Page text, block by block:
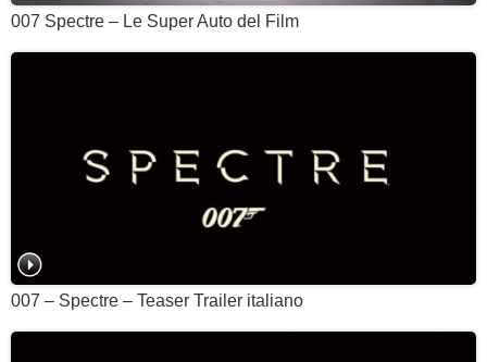
007 Spectre – Le Super Auto del Film
007 – Spectre – Teaser Trailer italiano